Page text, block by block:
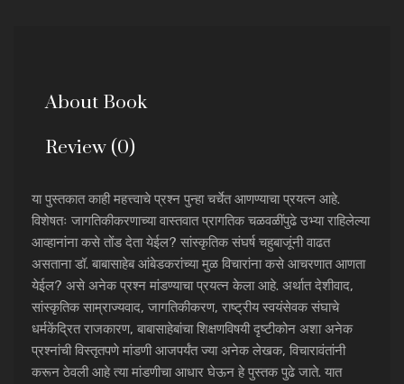
About Book
Review (0)
या पुस्तकात काही महत्त्वाचे प्रश्न पुन्हा चर्चेत आणण्याचा प्रयत्न आहे.
विशेषतः जागतिकीकरणाच्या वास्तवात प्रागतिक चळवळींपुढे उभ्या राहिलेल्या
आव्हानांना कसे तोंड देता येईल? सांस्कृतिक संघर्ष चहुबाजूंनी वाढत
असताना डॉ. बाबासाहेब आंबेडकरांच्या मुळ विचारांना कसे आचरणात आणता
येईल? असे अनेक प्रश्न मांडण्याचा प्रयत्न केला आहे. अर्थात देशीवाद,
सांस्कृतिक साम्राज्यवाद, जागतिकीकरण, राष्ट्रीय स्वयंसेवक संघाचे
धर्मकेंद्रित राजकारण, बाबासाहेबांचा शिक्षणविषयी दृष्टीकोन अशा अनेक
प्रश्नांची विस्तृतपणे मांडणी आजपर्यंत ज्या अनेक लेखक, विचारावंतांनी
करून ठेवली आहे त्या मांडणीचा आधार घेऊन हे पुस्तक पुढे जाते. यात